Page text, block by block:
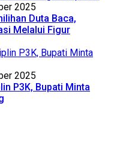
2025
Duta Baca,
Melalui Figur
2025
P3K, Bupati Minta